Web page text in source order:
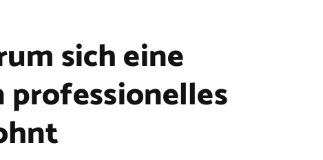
sich eine